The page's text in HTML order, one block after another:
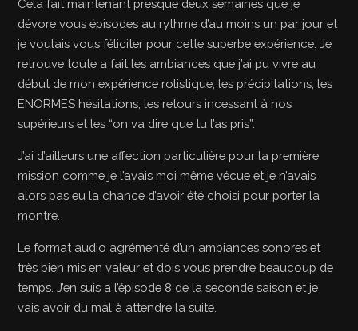
Cela fait maintenant presque deux semaines que je
dévore vous épisodes au rythme d’au moins un par jour et
je voulais vous féliciter pour cette superbe expérience. Je
retrouve toute a fait les ambiances que j’ai pu vivre au
début de mon expérience rolistique, les précipitations, les
ÉNORMES hésitations, les retours incessant à nos
supérieurs et les “on va dire que tu l’as pris”.
J’ai d’ailleurs une affection particulière pour la première
mission comme je l’avais moi même vécue et je n’avais
alors pas eu la chance d’avoir été choisi pour porter la
montre.
Le format audio agrémenté d’un ambiances sonores et
très bien mis en valeur et dois vous prendre beaucoup de
temps. J’en suis a l’épisode 8 de la seconde saison et je
vais avoir du mal à attendre la suite.